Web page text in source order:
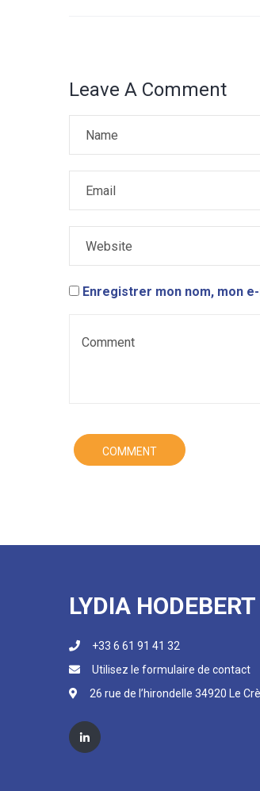
Leave A Comment
Enregistrer mon nom, mon
LYDIA
+33 6 61 91 41 32
Utilisez le formulaire de contact
26 rue de l’hirondelle 34920 Le